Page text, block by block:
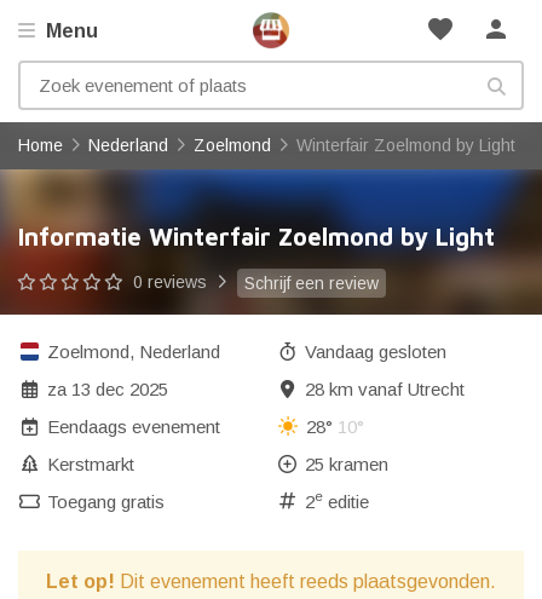
favorite person
Menu
Home Nederland Zoelmond Winterfair Zoelmond by Light
Informatie Winterfair Zoelmond by Light
0 reviews Schrijf een review
Zoelmond, Nederland
za 13 dec 2025
Eendaags evenement
Kerstmarkt
Toegang gratis
Vandaag gesloten
28 km vanaf Utrecht
28° 10°
25 kramen
2eeditie
Let op! Dit evenement heeft reeds plaatsgevonden.